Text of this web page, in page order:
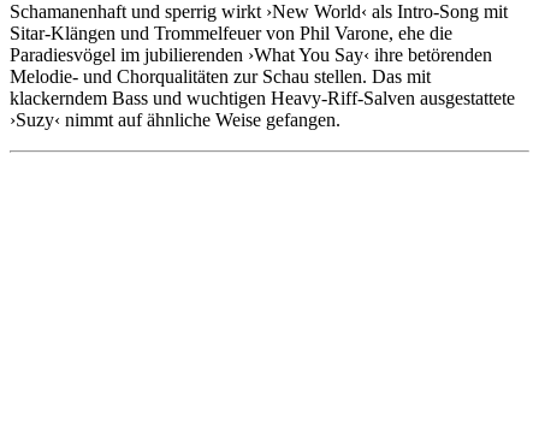
Schamanenhaft und sperrig wirkt ›New World‹ als Intro-Song mit
Sitar-Klängen und Trommelfeuer von Phil Varone, ehe die
Paradiesvögel im jubilierenden ›What You Say‹ ihre betörenden
Melodie- und Chorqualitäten zur Schau stellen. Das mit
klackerndem Bass und wuchtigen Heavy-Riff-Salven ausgestattete
›Suzy‹ nimmt auf ähnliche Weise gefangen.